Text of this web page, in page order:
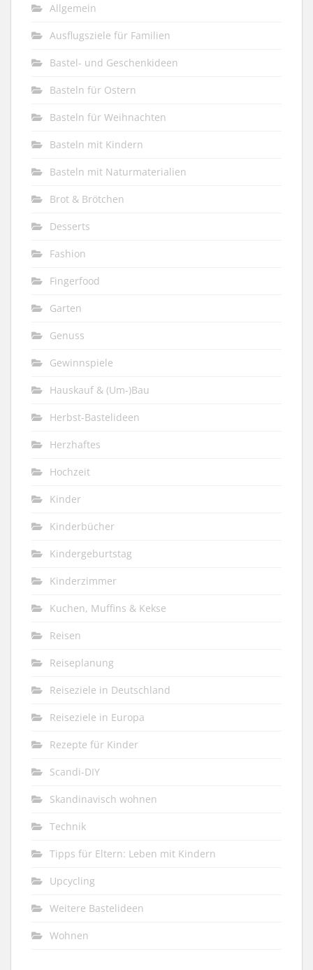
Allgemein
Ausflugsziele für Familien
Bastel- und Geschenkideen
Basteln für Ostern
Basteln für Weihnachten
Basteln mit Kindern
Basteln mit Naturmaterialien
Brot & Brötchen
Desserts
Fashion
Fingerfood
Garten
Genuss
Gewinnspiele
Hauskauf & (Um-)Bau
Herbst-Bastelideen
Herzhaftes
Hochzeit
Kinder
Kinderbücher
Kindergeburtstag
Kinderzimmer
Kuchen, Muffins & Kekse
Reisen
Reiseplanung
Reiseziele in Deutschland
Reiseziele in Europa
Rezepte für Kinder
Scandi-DIY
Skandinavisch wohnen
Technik
Tipps für Eltern: Leben mit Kindern
Upcycling
Weitere Bastelideen
Wohnen